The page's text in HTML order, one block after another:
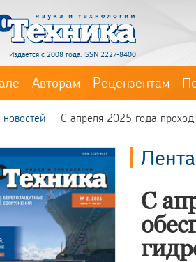
Издается с 2008 года. ISSN 2227-8400
Авторам Рецензентам
С апреля 2025 года проход
С